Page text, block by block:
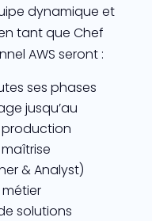
dynamique et
tant que Chef
AWS seront :
ses phases
jusqu’au
production
& Analyst)
solutions